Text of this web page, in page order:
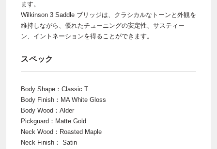
ます。
Wilkinson 3 Saddle ブリッジは、クラシカルなトーンと外観を
維持しながら、優れたチューニングの安定性、サスティー
ン、イントネーションを得ることができます。
スペック
Body Shape：Classic T
Body Finish：MA White Gloss
Body Wood：Alder
Pickguard：Matte Gold
Neck Wood：Roasted Maple
Neck Finish： Satin